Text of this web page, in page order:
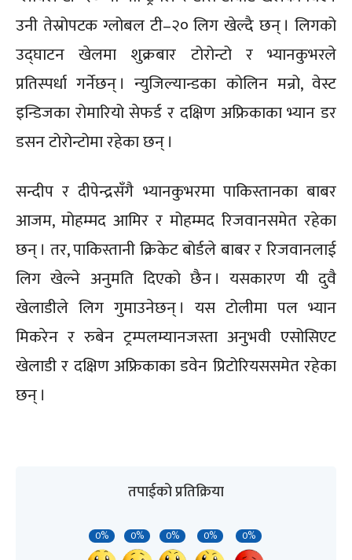
उनी तेस्रोपटक ग्लोबल टी–२० लिग खेल्दै छन् । लिगको
उद्घाटन खेलमा शुक्रबार टोरोन्टो र भ्यानकुभरले
प्रतिस्पर्धा गर्नेछन् । न्युजिल्यान्डका कोलिन मन्रो, वेस्ट
इन्डिजका रोमारियो सेफर्ड र दक्षिण अफ्रिकाका भ्यान डर
डसन टोरोन्टोमा रहेका छन् ।
सन्दीप र दीपेन्द्रसँगै भ्यानकुभरमा पाकिस्तानका बाबर
आजम, मोहम्मद आमिर र मोहम्मद रिजवानसमेत रहेका
छन् । तर, पाकिस्तानी क्रिकेट बोर्डले बाबर र रिजवानलाई
लिग खेल्ने अनुमति दिएको छैन । यसकारण यी दुवै
खेलाडीले लिग गुमाउनेछन् । यस टोलीमा पल भ्यान
मिकरेन र रुबेन ट्रम्पलम्यानजस्ता अनुभवी एसोसिएट
खेलाडी र दक्षिण अफ्रिकाका डवेन प्रिटोरियससमेत रहेका
छन् ।
तपाईको प्रतिक्रिया
0% 0% 0% 0% 0%